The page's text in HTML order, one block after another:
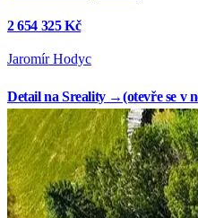
2 654 325 Kč
Jaromír Hodyc
Detail na Sreality →(otevře se v